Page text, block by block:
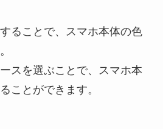
ることで、スマホ本体の色
スを選ぶことで、スマホ本
ことができます。